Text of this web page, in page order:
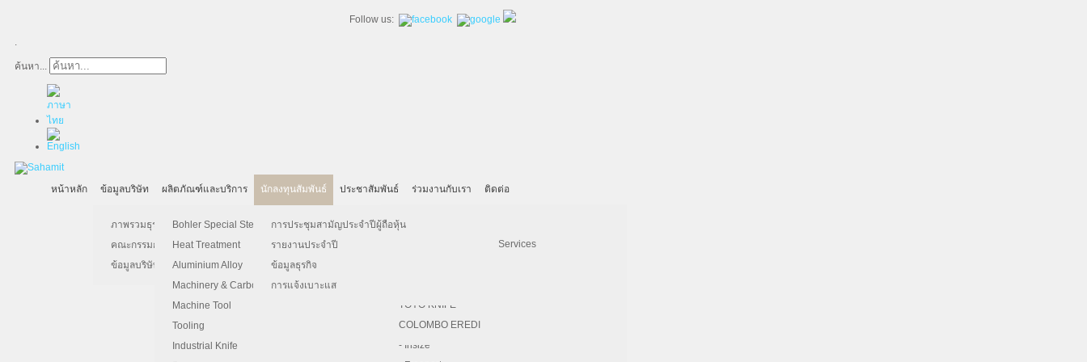
Follow us:
.
ค้นหา...
หน้าหลัก ข้อมูลบริษัท
ภาพรวมธุรกิจ
คณะกรรมการบริษัท
ข้อมูลบริษัท
ผลิตภัณฑ์และบริการ
Bohler Special Steel
Heat Treatment
Aluminium Alloy
Machinery & Carbon Steels
Machine Tool
- United Machining
- Bridgeport
- DZ LASER
- CW
Tooling
- SECO
- Magnescale
- Chevalier
- Insize
Industrial Knife
Machinery
KAHL
TOYO KNIFE
COLOMBO EREDI
Iskra
Electrical Engineering Services
นักลงทุนสัมพันธ์
การประชุมสามัญประจำปีผู้ถือหุ้น
รายงานประจำปี
ข้อมูลธุรกิจ
การแจ้งเบาะแส
ประชาสัมพันธ์ ร่วมงานกับเรา ติดต่อ
Financial Report Q1 2026
Download
รายงานของผู้สอบบัญชี / Auditor's Report
งบการเงิน / Financial Statement
- งบฐานะการเงิน / Statement of Financial
- งบกำไรขาดทุนเบ็ดเสร็จ / Statements of Comprehensive
- งบแสดงการเปลี่ยนแปลงส่วนของผู้ถือหุ้น/Statements of Changes